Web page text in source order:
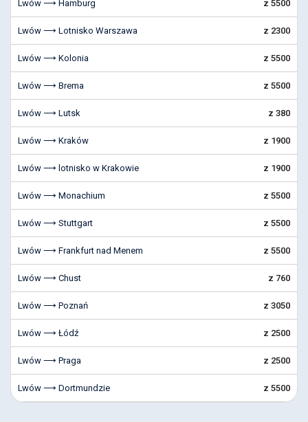
Lwów ⟶ Hamburg z 5500
Lwów ⟶ Lotnisko Warszawa z 2300
Lwów ⟶ Kolonia z 5500
Lwów ⟶ Brema z 5500
Lwów ⟶ Lutsk z 380
Lwów ⟶ Kraków z 1900
Lwów ⟶ lotnisko w Krakowie z 1900
Lwów ⟶ Monachium z 5500
Lwów ⟶ Stuttgart z 5500
Lwów ⟶ Frankfurt nad Menem z 5500
Lwów ⟶ Chust z 760
Lwów ⟶ Poznań z 3050
Lwów ⟶ Łódź z 2500
Lwów ⟶ Praga z 2500
Lwów ⟶ Dortmundzie z 5500